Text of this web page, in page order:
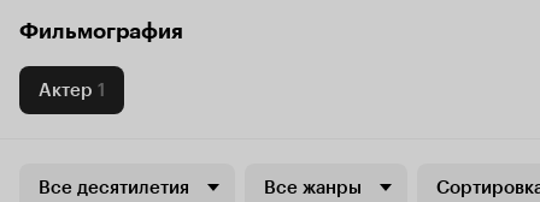
Фильмография
Актер 1
Все десятилетия Все жанры